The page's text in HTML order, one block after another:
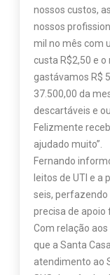
nossos custos,
nossos
mil no mês com
custa R$2,50 e
gastávamos R$
37.500,00 da
descartáveis e
Felizmente
ajudado muito”.
Fernando
leitos de UTI e a
seis, perfazendo
precisa de apoio
Com relação
que a Santa
atendimento ao